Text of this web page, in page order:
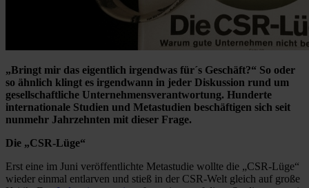
„Bringt mir das eigentlich irgendwas für´s Geschäft?“ So oder
so ähnlich klingt es irgendwann in jeder Diskussion rund um
gesellschaftliche Unternehmensverantwortung. Hunderte
internationale Studien und Metastudien beschäftigen sich seit
nunmehr Jahrzehnten mit dieser Frage.
Die „CSR-Lüge“
Erst eine im Juni veröffentlichte Metastudie wollte die „CSR-Lüge“
wieder einmal entlarven und stieß in der CSR-Welt gleich auf große